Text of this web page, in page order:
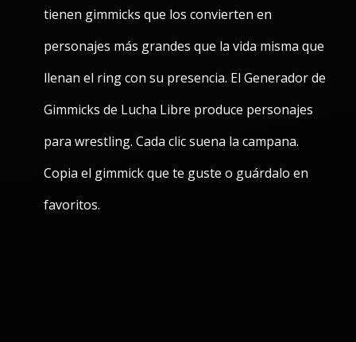
tienen gimmicks que los convierten en
personajes más grandes que la vida misma que
llenan el ring con su presencia. El Generador de
Gimmicks de Lucha Libre produce personajes
para wrestling. Cada clic suena la campana.
Copia el gimmick que te guste o guárdalo en
favoritos.